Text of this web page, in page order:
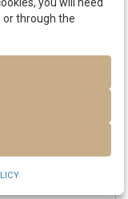
y 1873.
through the